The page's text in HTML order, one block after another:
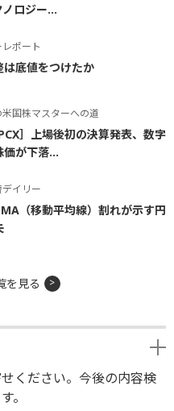
ロジー...
ポート
底値をつけたか
国株マスターへの道
］上場後初の決算発表、数字
価が下落...
イリー
MA（移動平均線）割れが示す円
を見る
ください。今後の内容検
。